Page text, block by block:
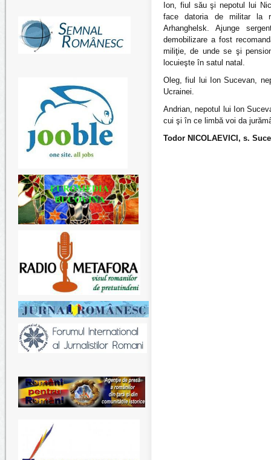
Ion, fiul său şi nepotul lui
face datoria de militar la
Arhanghelsk. Ajunge
demobilizare a fost
miliţie, de unde se şi
locuieşte în satul natal.
Oleg, fiul lui Ion Sucevan,
Ucrainei.
Andrian, nepotul lui Ion
cui şi în ce limbă voi da
Todor NICOLAEVICI, s.